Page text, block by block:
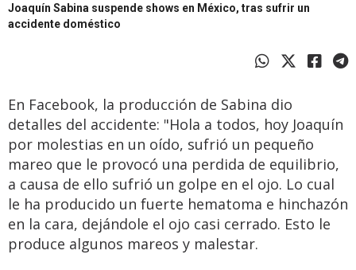
Joaquín Sabina suspende shows en México, tras sufrir un
accidente doméstico
En Facebook, la producción de Sabina dio
detalles del accidente: "Hola a todos, hoy Joaquín
por molestias en un oído, sufrió un pequeño
mareo que le provocó una perdida de equilibrio,
a causa de ello sufrió un golpe en el ojo. Lo cual
le ha producido un fuerte hematoma e hinchazón
en la cara, dejándole el ojo casi cerrado. Esto le
produce algunos mareos y malestar.